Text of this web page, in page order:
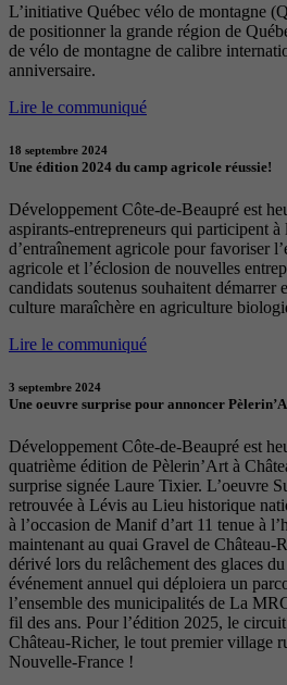
L’initiative Québec vélo de montagne
de positionner la grande région de
de vélo de montagne de calibre
anniversaire.
Lire le communiqué
18 septembre 2024
Une édition 2024 du camp agricole réussie!
Développement Côte-de-Beaupré est
aspirants-entrepreneurs qui participent
d’entraînement agricole pour favoriser
agricole et l’éclosion de nouvelles
candidats soutenus souhaitent démarrer
culture maraîchère en agriculture
Lire le communiqué
3 septembre 2024
Une oeuvre surprise pour annoncer
Développement Côte-de-Beaupré est
quatrième édition de Pèlerin’Art à
surprise signée Laure Tixier. L’oeuvre
retrouvée à Lévis au Lieu historique
à l’occasion de Manif d’art 11 tenue à
maintenant au quai Gravel de Château-
dérivé lors du relâchement des glaces
événement annuel qui déploiera un
l’ensemble des municipalités de La
fil des ans. Pour l’édition 2025, le
Château-Richer, le tout premier village
Nouvelle-France !